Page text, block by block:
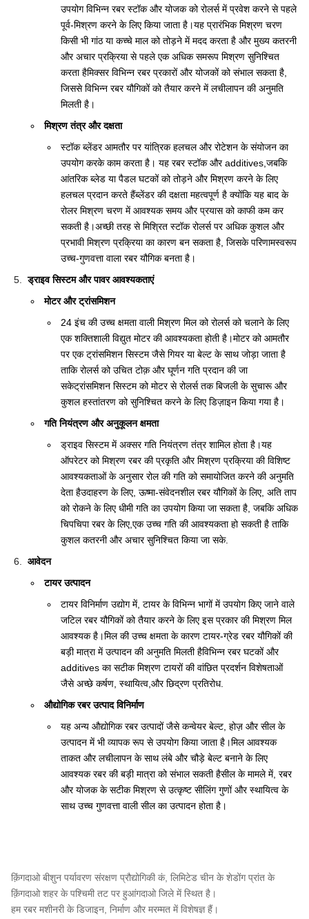
उपयोग विभिन्न रबर स्टॉक और योजक को रोलर्स में प्रवेश करने से पहले
पूर्व-मिश्रण करने के लिए किया जाता है।यह प्रारंभिक मिश्रण चरण
किसी भी गांठ या कच्चे माल को तोड़ने में मदद करता है और मुख्य कतरनी
और अचार प्रक्रिया से पहले एक अधिक समरूप मिश्रण सुनिश्चित
करता हैमिक्सर विभिन्न रबर प्रकारों और योजकों को संभाल सकता है,
जिससे विभिन्न रबर यौगिकों को तैयार करने में लचीलापन की अनुमति
मिलती है।
मिश्रण तंत्र और दक्षता
स्टॉक ब्लेंडर आमतौर पर यांत्रिक हलचल और रोटेशन के संयोजन का
उपयोग करके काम करता है। यह रबर स्टॉक और additives,जबकि
आंतरिक ब्लेड या पैडल घटकों को तोड़ने और मिश्रण करने के लिए
हलचल प्रदान करते हैंब्लेंडर की दक्षता महत्वपूर्ण है क्योंकि यह बाद के
रोलर मिश्रण चरण में आवश्यक समय और प्रयास को काफी कम कर
सकती है।अच्छी तरह से मिश्रित स्टॉक रोलर्स पर अधिक कुशल और
प्रभावी मिश्रण प्रक्रिया का कारण बन सकता है, जिसके परिणामस्वरूप
उच्च-गुणवत्ता वाला रबर यौगिक बनता है।
ड्राइव सिस्टम और पावर आवश्यकताएं
मोटर और ट्रांसमिशन
24 इंच की उच्च क्षमता वाली मिश्रण मिल को रोलर्स को चलाने के लिए
एक शक्तिशाली विद्युत मोटर की आवश्यकता होती है।मोटर को आमतौर
पर एक ट्रांसमिशन सिस्टम जैसे गियर या बेल्ट के साथ जोड़ा जाता है
ताकि रोलर्स को उचित टोक़ और घूर्णन गति प्रदान की जा
सकेट्रांसमिशन सिस्टम को मोटर से रोलर्स तक बिजली के सुचारू और
कुशल हस्तांतरण को सुनिश्चित करने के लिए डिज़ाइन किया गया है।
गति नियंत्रण और अनुकूलन क्षमता
ड्राइव सिस्टम में अक्सर गति नियंत्रण तंत्र शामिल होता है।यह
ऑपरेटर को मिश्रण रबर की प्रकृति और मिश्रण प्रक्रिया की विशिष्ट
आवश्यकताओं के अनुसार रोल की गति को समायोजित करने की अनुमति
देता हैउदाहरण के लिए, ऊष्मा-संवेदनशील रबर यौगिकों के लिए, अति ताप
को रोकने के लिए धीमी गति का उपयोग किया जा सकता है, जबकि अधिक
चिपचिपा रबर के लिए,एक उच्च गति की आवश्यकता हो सकती है ताकि
कुशल कतरनी और अचार सुनिश्चित किया जा सके.
आवेदन
टायर उत्पादन
टायर विनिर्माण उद्योग में, टायर के विभिन्न भागों में उपयोग किए जाने वाले
जटिल रबर यौगिकों को तैयार करने के लिए इस प्रकार की मिश्रण मिल
आवश्यक है।मिल की उच्च क्षमता के कारण टायर-ग्रेड रबर यौगिकों की
बड़ी मात्रा में उत्पादन की अनुमति मिलती हैविभिन्न रबर घटकों और
additives का सटीक मिश्रण टायरों की वांछित प्रदर्शन विशेषताओं
जैसे अच्छे कर्षण, स्थायित्व,और छिद्रण प्रतिरोध.
औद्योगिक रबर उत्पाद विनिर्माण
यह अन्य औद्योगिक रबर उत्पादों जैसे कन्वेयर बेल्ट, होज़ और सील के
उत्पादन में भी व्यापक रूप से उपयोग किया जाता है।मिल आवश्यक
ताकत और लचीलापन के साथ लंबे और चौड़े बेल्ट बनाने के लिए
आवश्यक रबर की बड़ी मात्रा को संभाल सकती हैसील के मामले में, रबर
और योजक के सटीक मिश्रण से उत्कृष्ट सीलिंग गुणों और स्थायित्व के
साथ उच्च गुणवत्ता वाली सील का उत्पादन होता है।
क़िंगदाओ बीशुन पर्यावरण संरक्षण प्रौद्योगिकी कं, लिमिटेड चीन के शेडोंग प्रांत के
क़िंगदाओ शहर के पश्चिमी तट पर हुआंगदाओ जिले में स्थित है।
हम रबर मशीनरी के डिजाइन, निर्माण और मरम्मत में विशेषज्ञ हैं।